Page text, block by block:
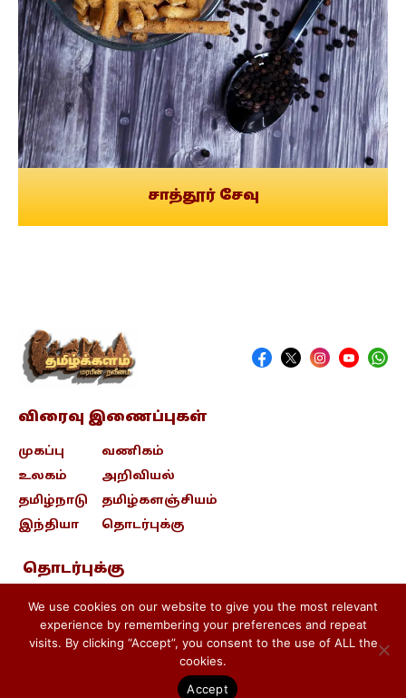
சாத்தூர் சேவு
விரைவு இணைப்புகள்
முகப்பு
உலகம்
தமிழ்நாடு
இந்தியா
வணிகம்
அறிவியல்
தமிழ்களஞ்சியம்
தொடர்புக்கு
தொடர்புக்கு
contact@tamizhkalam.com
Privacy Policy . Cookie Policy .
Terms & conditions
We use cookies on our website to give you the most relevant
experience by remembering your preferences and repeat
visits. By clicking “Accept”, you consent to the use of ALL the
cookies.
Accept